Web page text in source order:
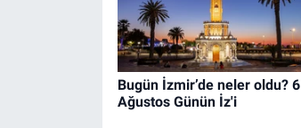
Bugün İzmir’de neler oldu? 6
Ağustos Günün İz'i